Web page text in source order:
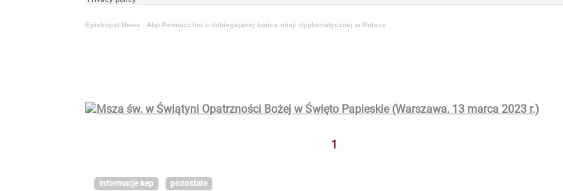
Episkopat News · Abp Pennacchio o dobiegającej końca misji dyplomatycznej w Polsce
1
informacje kep pozostałe